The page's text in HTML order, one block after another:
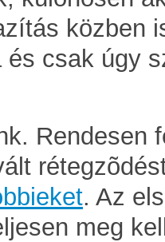
közben
és csak úgy
Rendesen
. Az
meg